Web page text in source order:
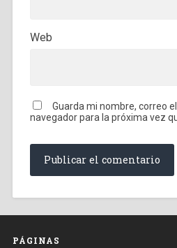
Web
Guarda mi nombre, correo
navegador para la próxima vez
PÁGINAS